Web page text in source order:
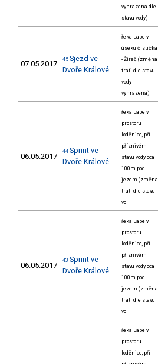
vyhrazena dle
stavu vody)
07.05.2017 45 Sjezd ve
Dvoře Králové
řeka Labe v
úseku čistička
- Žireč (změna
trati dle stavu
vody
vyhrazena)
06.05.2017
44 Sprint ve
Dvoře Králové
řeka Labe v
prostoru
loděnice, při
příznivém
stavu vody cca
100m pod
jezem (změna
trati dle stavu
vo
06.05.2017
43 Sprint ve
Dvoře Králové
řeka Labe v
prostoru
loděnice, při
příznivém
stavu vody cca
100m pod
jezem (změna
trati dle stavu
vo
řeka Labe v
prostoru
loděnice, při